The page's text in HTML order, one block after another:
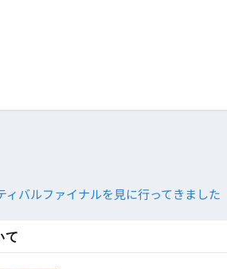
ィバルファイナルを見に行ってきました
て